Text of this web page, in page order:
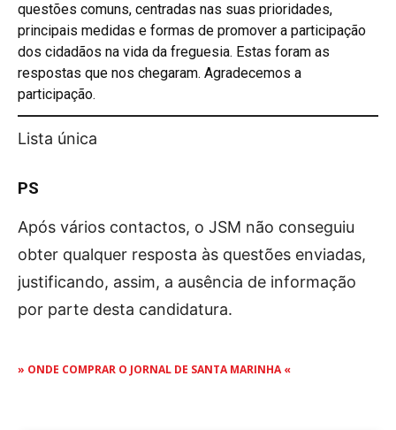
OCORRÊNCIAS
EMPRESAS E INOVAÇÃO
DESPORTO
JOVENS PENSADORES
SENENSES PELO MUNDO
EM FOCO
ANDANDO POR AÍ
EM LUTO
COLUNISTAS do JSM
Assinaturas
questões comuns, centradas nas suas prioridades,
principais medidas e formas de promover a participação
dos cidadãos na vida da freguesia. Estas foram as
respostas que nos chegaram. Agradecemos a
participação.
Lista única
PS
Após vários contactos, o JSM não conseguiu
obter qualquer resposta às questões enviadas,
justificando, assim, a ausência de informação
por parte desta candidatura.
» ONDE COMPRAR O JORNAL DE SANTA MARINHA «